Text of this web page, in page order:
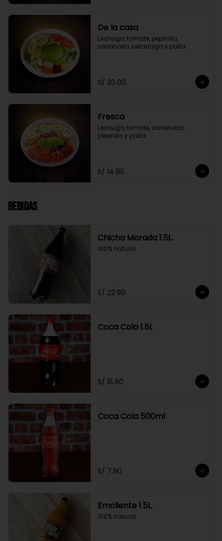
De la casa
Lechuga, tomate, pepinillo,
zanahoria, betarraga y palta
S/ 20.00
Fresca
Lechuga, tomate, zanahoria,
pepinillo y palta
S/ 14.90
Bebidas
Chicha Morada 1.5L.
100% natural
S/ 22.90
Coca Cola 1.5L
S/ 15.90
Coca Cola 500ml
S/ 7.90
Emoliente 1.5L.
100% natural